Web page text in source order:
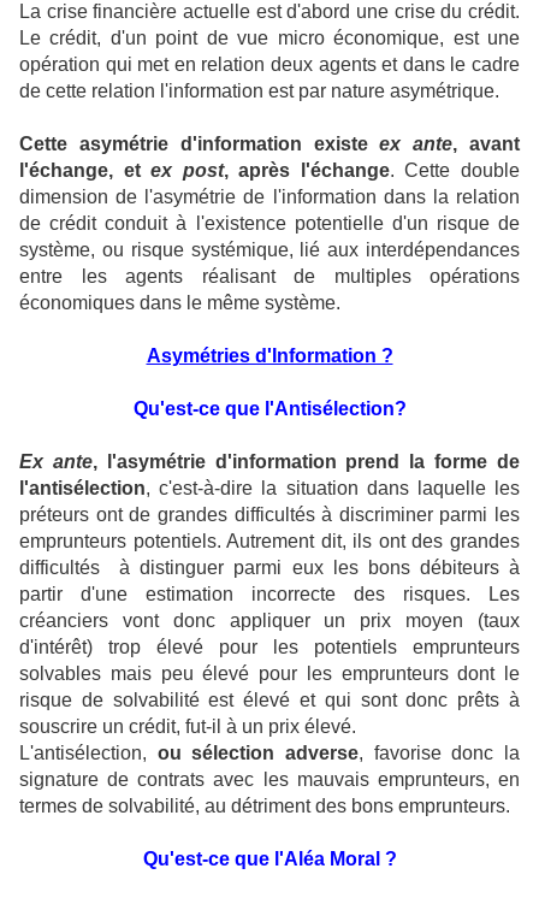
La crise financière actuelle est d'abord une crise du crédit.
Le crédit, d'un point de vue micro économique, est une
opération qui met en relation deux agents et dans le cadre
de cette relation l'information est par nature asymétrique.
Cette asymétrie d'information existeex ante, avant
l'échange, etex post, après l'échange. Cette double
dimension de l'asymétrie de l'information dans la relation
de crédit conduit à l'existence potentielle d'un risque de
système, ou risque systémique, lié aux interdépendances
entre les agents réalisant de multiples opérations
économiques dans le même système.
Asymétries d'Information ?
Qu'est-ce que l'Antisélection?
Ex ante, l'asymétrie d'information prend la forme de
l'antisélection, c'est-à-dire la situation dans laquelle les
préteurs ont de grandes difficultés à discriminer parmi les
emprunteurs potentiels. Autrement dit, ils ont des grandes
difficultés à distinguer parmi eux les bons débiteurs à
partir d'une estimation incorrecte des risques. Les
créanciers vont donc appliquer un prix moyen (taux
d'intérêt) trop élevé pour les potentiels emprunteurs
solvables mais peu élevé pour les emprunteurs dont le
risque de solvabilité est élevé et qui sont donc prêts à
souscrire un crédit, fut-il à un prix élevé.
L'antisélection, ou sélection adverse, favorise donc la
signature de contrats avec les mauvais emprunteurs, en
termes de solvabilité, au détriment des bons emprunteurs.
Qu'est-ce que l'Aléa Moral ?